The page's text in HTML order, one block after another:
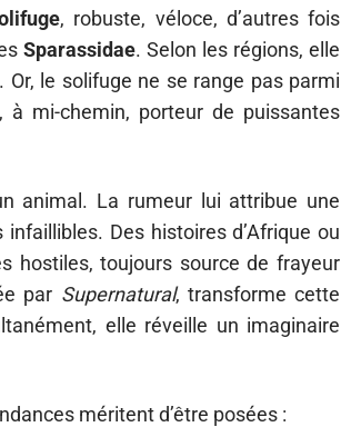
, robuste, véloce, d’autres fois
Sparassidae. Selon les régions, elle
le solifuge ne se range pas parmi
mi-chemin, porteur de puissantes
animal. La rumeur lui attribue une
Des histoires d’Afrique ou
hostiles, toujours source de frayeur
par Supernatural, transforme cette
elle réveille un imaginaire
méritent d’être posées :